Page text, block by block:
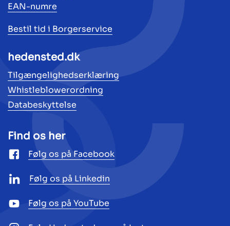
EAN-numre
Bestil tid i Borgerservice
hedensted.dk
Tilgængelighedserklæring
Whistleblowerordning
Databeskyttelse
Find os her
Følg os på Facebook
Følg os på Linkedin
Følg os på YouTube